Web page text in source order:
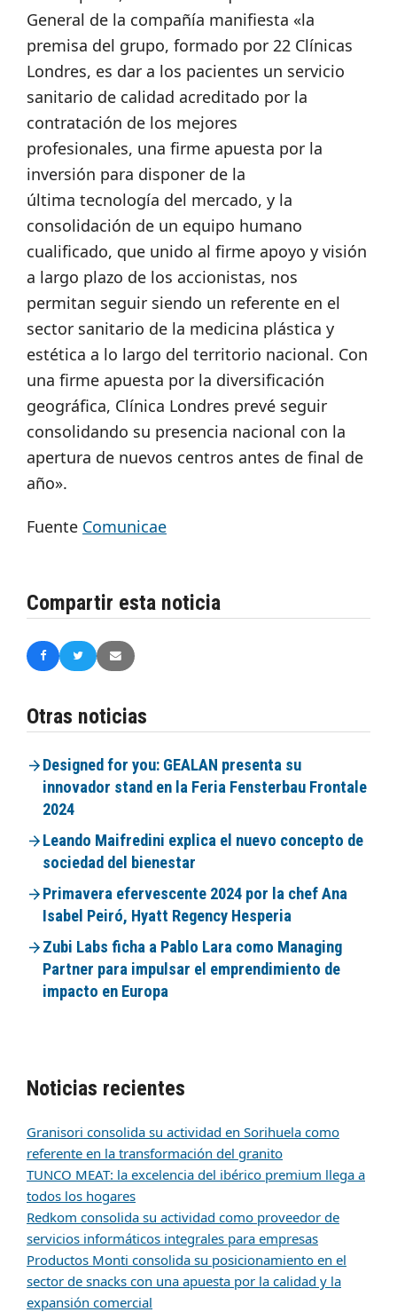
General de la compañía manifiesta «la
premisa del grupo, formado por 22 Clínicas
Londres, es dar a los pacientes un servicio
sanitario de calidad acreditado por la
contratación de los mejores
profesionales, una firme apuesta por la
inversión para disponer de la
última tecnología del mercado, y la
consolidación de un equipo humano
cualificado, que unido al firme apoyo y visión
a largo plazo de los accionistas, nos
permitan seguir siendo un referente en el
sector sanitario de la medicina plástica y
estética a lo largo del territorio nacional. Con
una firme apuesta por la diversificación
geográfica, Clínica Londres prevé seguir
consolidando su presencia nacional con la
apertura de nuevos centros antes de final de
año».
Fuente Comunicae
Compartir esta noticia
Otras noticias
Designed for you: GEALAN presenta su
innovador stand en la Feria Fensterbau Frontale
2024
Leando Maifredini explica el nuevo concepto de
sociedad del bienestar
Primavera efervescente 2024 por la chef Ana
Isabel Peiró, Hyatt Regency Hesperia
Zubi Labs ficha a Pablo Lara como Managing
Partner para impulsar el emprendimiento de
impacto en Europa
Noticias recientes
Granisori consolida su actividad en Sorihuela como
referente en la transformación del granito
TUNCO MEAT: la excelencia del ibérico premium llega a
todos los hogares
Redkom consolida su actividad como proveedor de
servicios informáticos integrales para empresas
Productos Monti consolida su posicionamiento en el
sector de snacks con una apuesta por la calidad y la
expansión comercial